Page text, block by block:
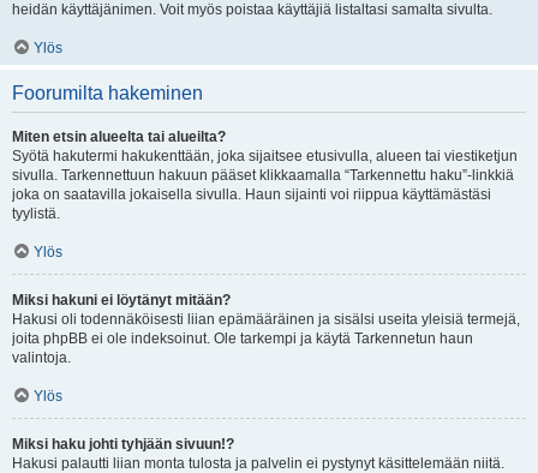
heidän käyttäjänimen. Voit myös poistaa käyttäjiä listaltasi samalta sivulta.
Ylös
Foorumilta hakeminen
Miten etsin alueelta tai alueilta?
Syötä hakutermi hakukenttään, joka sijaitsee etusivulla, alueen tai viestiketjun
sivulla. Tarkennettuun hakuun pääset klikkaamalla “Tarkennettu haku”-linkkiä
joka on saatavilla jokaisella sivulla. Haun sijainti voi riippua käyttämästäsi
tyylistä.
Ylös
Miksi hakuni ei löytänyt mitään?
Hakusi oli todennäköisesti liian epämääräinen ja sisälsi useita yleisiä termejä,
joita phpBB ei ole indeksoinut. Ole tarkempi ja käytä Tarkennetun haun
valintoja.
Ylös
Miksi haku johti tyhjään sivuun!?
Hakusi palautti liian monta tulosta ja palvelin ei pystynyt käsittelemään niitä.